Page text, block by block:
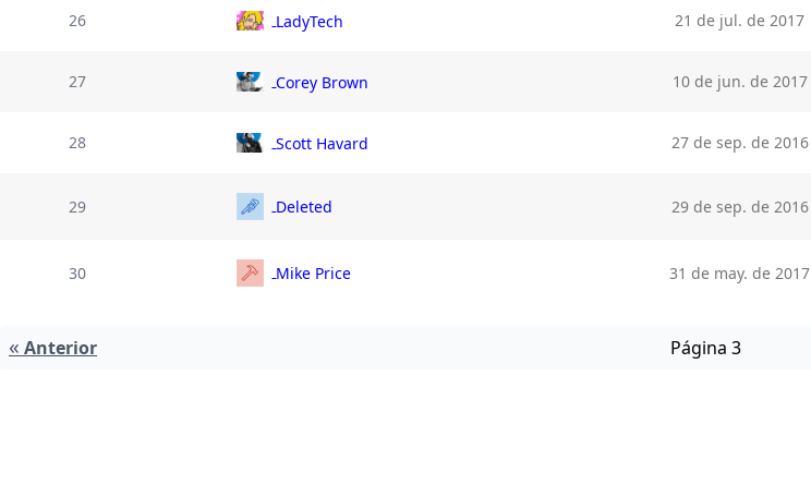
26 LadyTech 21 de jul. de 2017
27 Corey Brown 10 de jun. de 2017
28 Scott Havard 27 de sep. de 2016
29 Deleted 29 de sep. de 2016
30 Mike Price 31 de may. de 2017
« Anterior Página 3